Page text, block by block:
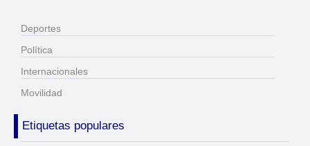
Deportes
Política
Internacionales
Movilidad
Etiquetas populares